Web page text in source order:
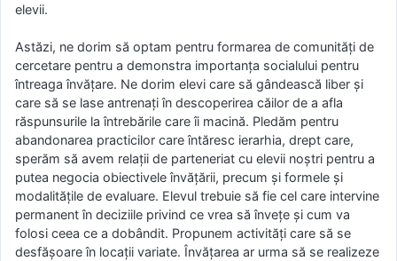
elevii.
Astăzi, ne dorim să optam pentru formarea de comunităţi de
cercetare pentru a demonstra importanţa socialului pentru
întreaga învăţare. Ne dorim elevi care să gândească liber şi
care să se lase antrenaţi în descoperirea căilor de a afla
răspunsurile la întrebările care îi macină. Pledăm pentru
abandonarea practicilor care întăresc ierarhia, drept care,
sperăm să avem relaţii de parteneriat cu elevii noştri pentru a
putea negocia obiectivele învăţării, precum şi formele şi
modalităţile de evaluare. Elevul trebuie să fie cel care intervine
permanent în deciziile privind ce vrea să înveţe şi cum va
folosi ceea ce a dobândit. Propunem activităţi care să se
desfăşoare în locaţii variate. Învăţarea ar urma să se realizeze